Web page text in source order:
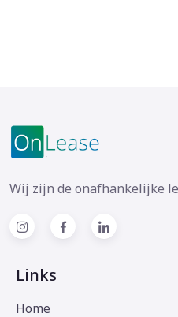
Wij zijn de onafhankelijke
Links
Home